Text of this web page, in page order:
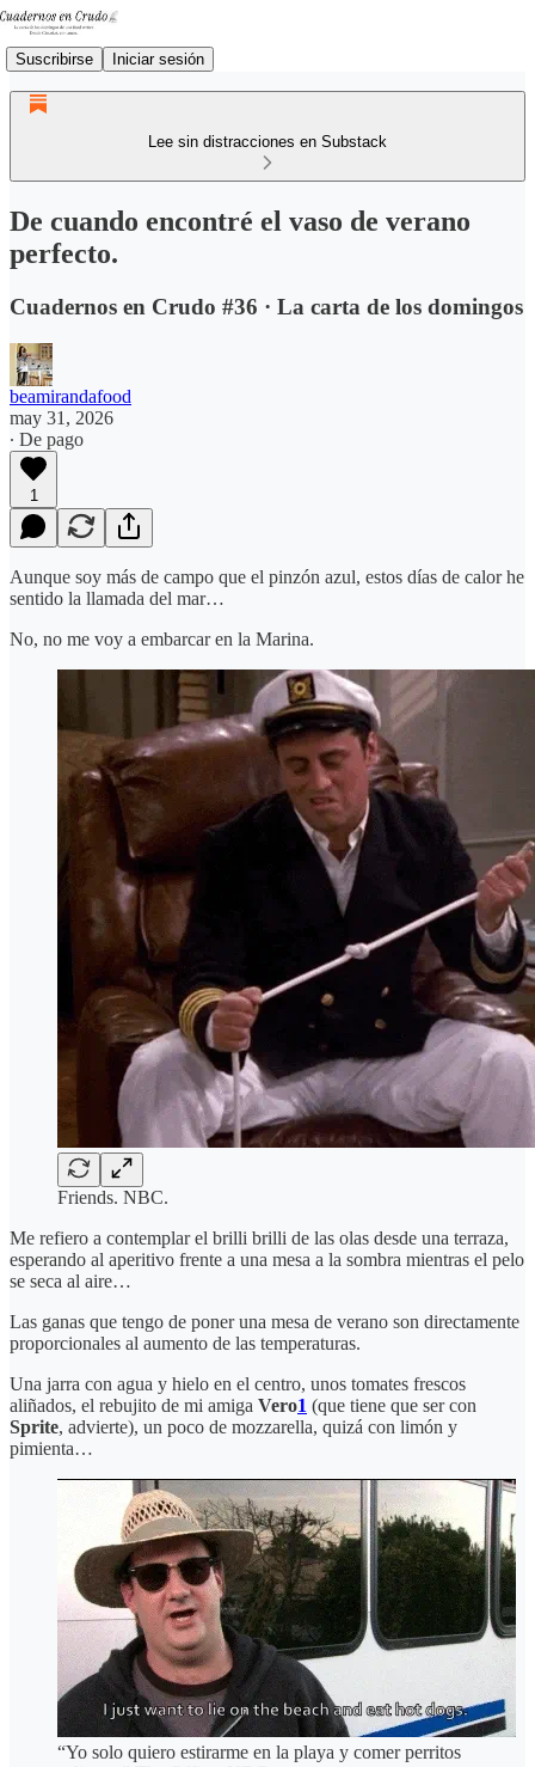
Suscribirse Iniciar sesión
Lee sin distracciones en Substack
De cuando encontré el vaso de verano
perfecto.
Cuadernos en Crudo #36 · La carta de los domingos
beamirandafood
may 31, 2026
∙ De pago
1
Aunque soy más de campo que el pinzón azul, estos días de calor he
sentido la llamada del mar…
No, no me voy a embarcar en la Marina.
Friends. NBC.
Me refiero a contemplar el brilli brilli de las olas desde una terraza,
esperando al aperitivo frente a una mesa a la sombra mientras el pelo
se seca al aire…
Las ganas que tengo de poner una mesa de verano son directamente
proporcionales al aumento de las temperaturas.
Una jarra con agua y hielo en el centro, unos tomates frescos
aliñados, el rebujito de mi amiga Vero1 (que tiene que ser con
Sprite, advierte), un poco de mozzarella, quizá con limón y
pimienta…
“Yo solo quiero estirarme en la playa y comer perritos